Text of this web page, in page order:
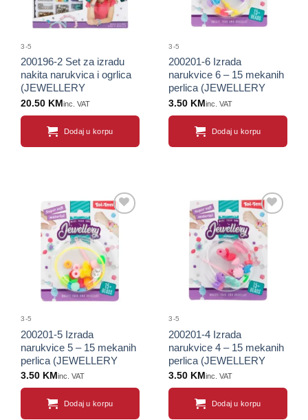
3-5
200196-2 Set za izradu
nakita narukvica i ogrlica
(JEWELLERY
COLLECTION)
20.50 KMinc. VAT
Dodaj u korpu
3-5
200201-6 Izrada
narukvice 6 – 15 mekanih
perlica (JEWELLERY
COLLECTION)
3.50 KMinc. VAT
Dodaj u korpu
Sačuvaj
proizvod
3-5
200201-5 Izrada
narukvice 5 – 15 mekanih
perlica (JEWELLERY
COLLECTION)
3.50 KM inc. VAT
Dodaj u korpu
Sačuvaj
proizvod
3-5
200201-4 Izrada
narukvice 4 – 15 mekanih
perlica (JEWELLERY
COLLECTION)
3.50 KM inc. VAT
Dodaj u korpu